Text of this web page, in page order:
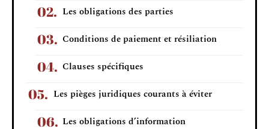
Les obligations des parties
Conditions de paiement et résiliation
Clauses spécifiques
Les pièges juridiques courants à éviter
Les obligations d’information